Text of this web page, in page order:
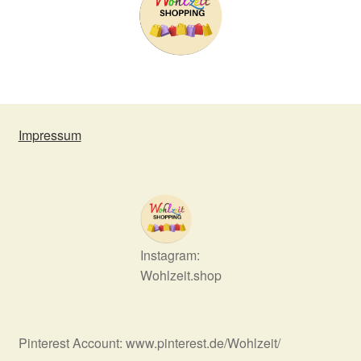
Impressum
Instagram:
Wohlzeit.shop
Pinterest Account: www.pinterest.de/Wohlzeit/